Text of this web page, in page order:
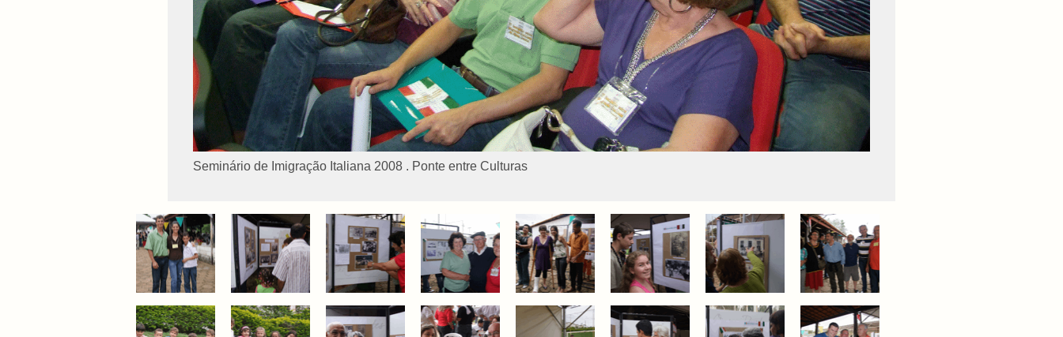
Seminário de Imigração Italiana 2008 . Ponte entre Culturas